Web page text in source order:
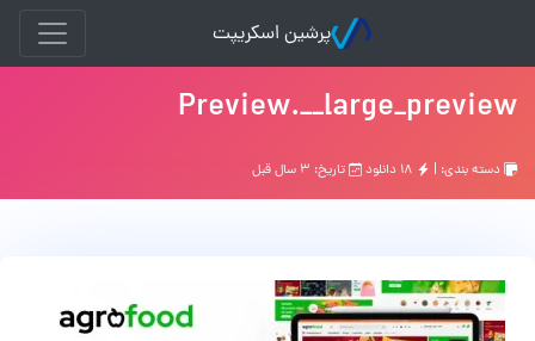
پرشین اسکریپت
Preview.__large_preview
دسته بندی: | تاریخ: ۳ سال قبل